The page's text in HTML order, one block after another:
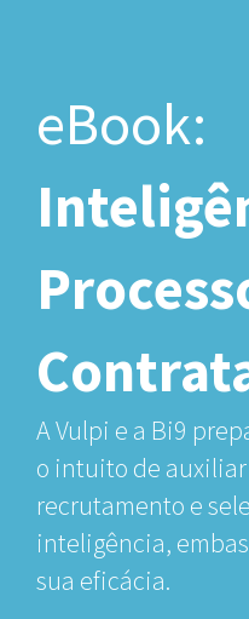
eBook:
A Vulpi e a Bi9
o intuito de
recrutamento e
inteligência,
sua eficácia.